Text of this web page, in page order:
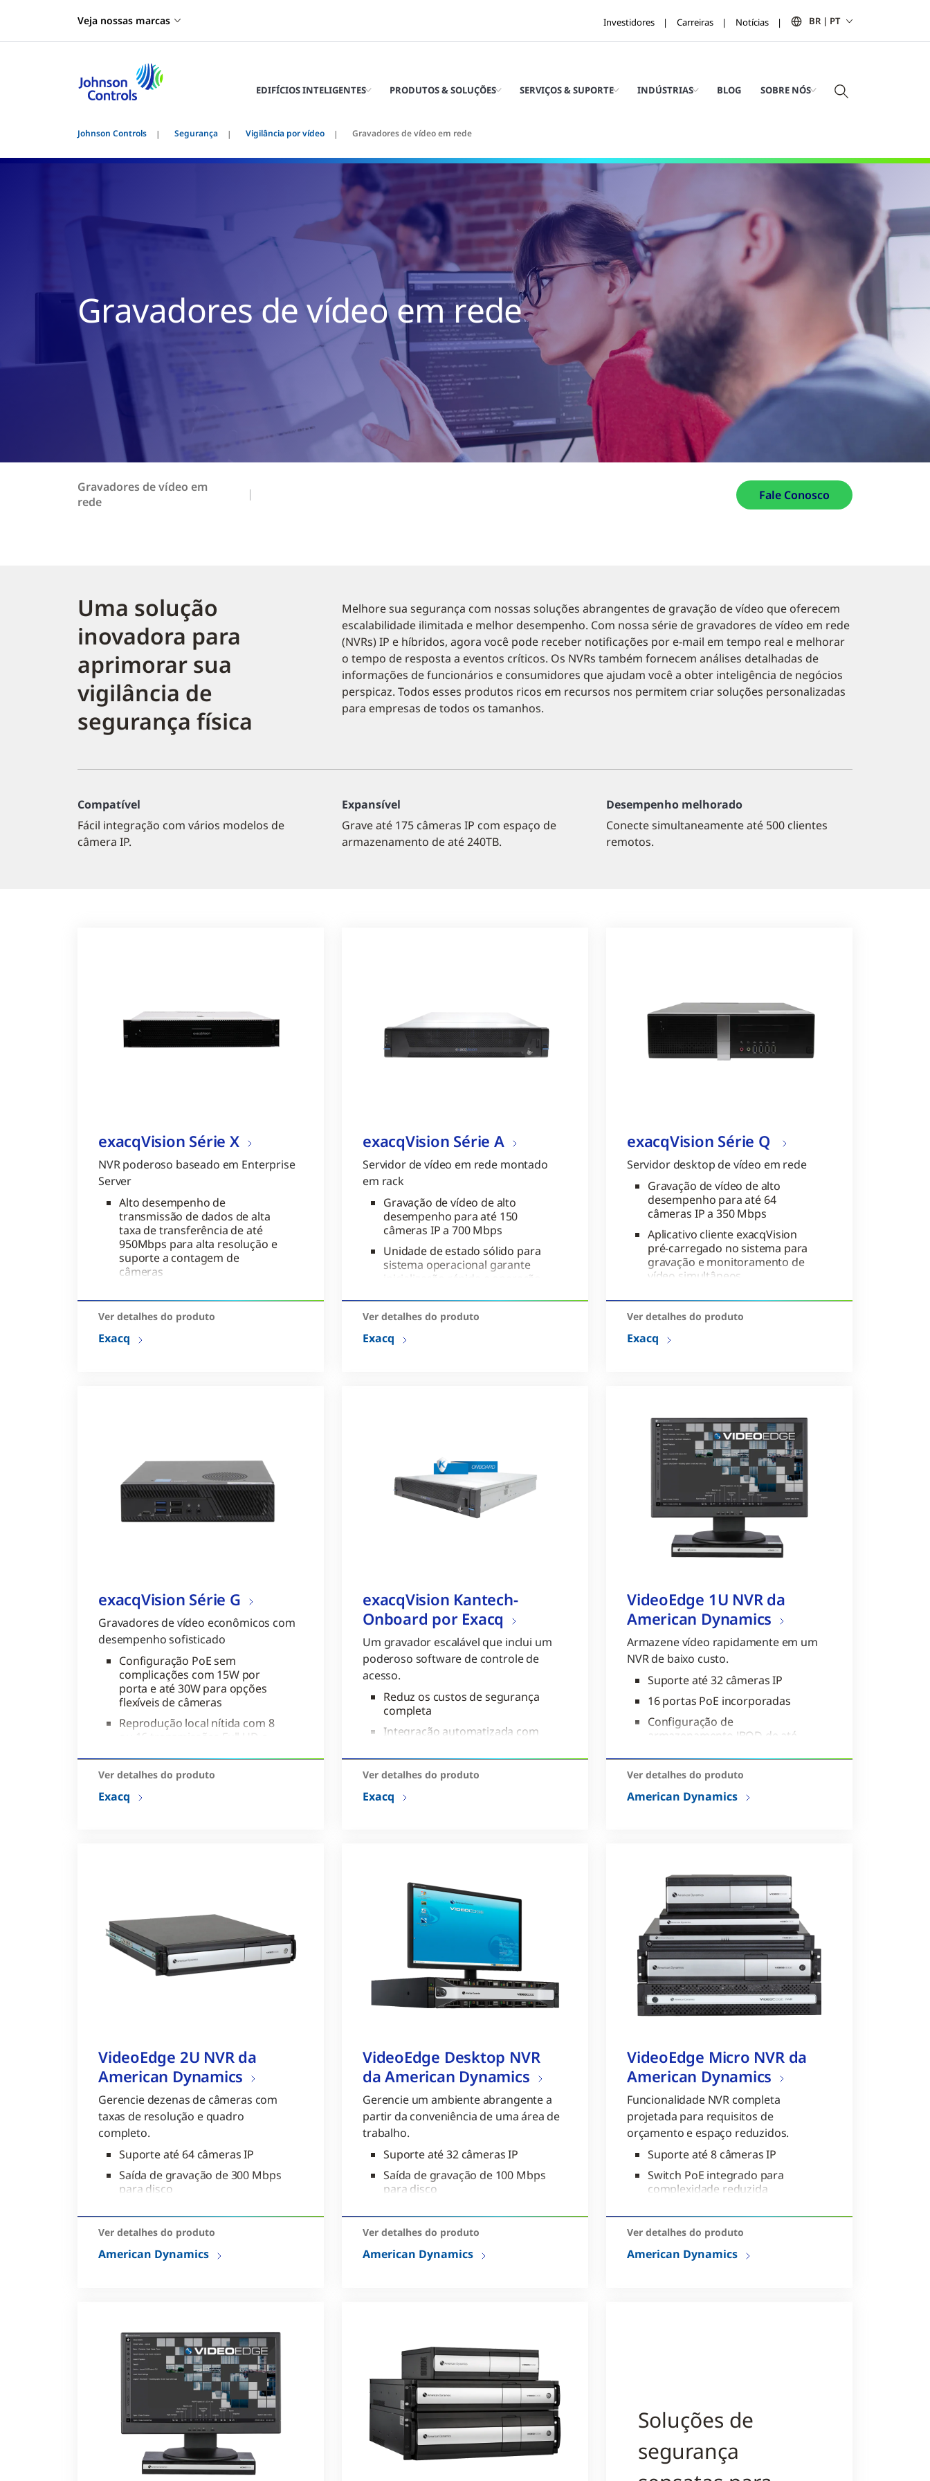
Veja nossas marcas Investidores Carreiras Notícias BR | PT
EDIFÍCIOS INTELIGENTES PRODUTOS & SOLUÇÕES SERVIÇOS & SUPORTE INDÚSTRIAS BLOG SOBRE NÓS
Johnson Controls Segurança Vigilância por vídeo Gravadores de vídeo em rede
Gravadores de vídeo em rede
Gravadores de vídeo em
rede
Fale Conosco
Uma solução
inovadora para
aprimorar sua
vigilância de
segurança física
Melhore sua segurança com nossas soluções abrangentes de gravação de vídeo que oferecem
escalabilidade ilimitada e melhor desempenho. Com nossa série de gravadores de vídeo em rede
(NVRs) IP e híbridos, agora você pode receber notificações por e-mail em tempo real e melhorar
o tempo de resposta a eventos críticos. Os NVRs também fornecem análises detalhadas de
informações de funcionários e consumidores que ajudam você a obter inteligência de negócios
perspicaz. Todos esses produtos ricos em recursos nos permitem criar soluções personalizadas
para empresas de todos os tamanhos.
Compatível
Fácil integração com vários modelos de
câmera IP.
Expansível
Grave até 175 câmeras IP com espaço de
armazenamento de até 240TB.
Desempenho melhorado
Conecte simultaneamente até 500 clientes
remotos.
exacqVision Série X
NVR poderoso baseado em Enterprise
Server
Alto desempenho de
transmissão de dados de alta
taxa de transferência de até
950Mbps para alta resolução e
suporte a contagem de
câmeras
vários sistemas operacionais e
licenças de câmera
Projetado para suportar
Ver detalhes do produto
Exacq
exacqVision Série A
Servidor de vídeo em rede montado
em rack
Gravação de vídeo de alto
desempenho para até 150
câmeras IP a 700 Mbps
Unidade de estado sólido para
sistema operacional garante
inicialização rápida e operação
Segurança inteligente com
análise de vídeo integrada,
controle de acesso, POS e
Ver detalhes do produto
Exacq
exacqVision Série Q
Servidor desktop de vídeo em rede
Gravação de vídeo de alto
desempenho para até 64
câmeras IP a 350 Mbps
Aplicativo cliente exacqVision
pré-carregado no sistema para
gravação e monitoramento de
vídeo simultâneos
Sistema de controle de acesso
Kantech EntraPass Corporate
Edition pré-licenciado
Ver detalhes do produto
Exacq
exacqVision Série G
Gravadores de vídeo econômicos com
desempenho sofisticado
Configuração PoE sem
complicações com 15W por
porta e até 30W para opções
flexíveis de câmeras
Reprodução local nítida com 8
ou 16 transmissões Full HD a
A Série G Micro é uma solução
compacta e econômica para
aplicações com limitações de
Ver detalhes do produto
Exacq
exacqVision Kantech-
Onboard por Exacq
Um gravador escalável que inclui um
poderoso software de controle de
acesso.
Reduz os custos de segurança
completa
Integração automatizada com
funcionalidade de mapa
Ver detalhes do produto
Exacq
VideoEdge 1U NVR da
American Dynamics
Armazene vídeo rapidamente em um
NVR de baixo custo.
Suporte até 32 câmeras IP
16 portas PoE incorporadas
Configuração de
armazenamento JBOD de até
Ver detalhes do produto
American Dynamics
VideoEdge 2U NVR da
American Dynamics
Gerencie dezenas de câmeras com
taxas de resolução e quadro
completo.
Suporte até 64 câmeras IP
Saída de gravação de 300 Mbps
para disco
Ver detalhes do produto
American Dynamics
VideoEdge Desktop NVR
da American Dynamics
Gerencie um ambiente abrangente a
partir da conveniência de uma área de
trabalho.
Suporte até 32 câmeras IP
Saída de gravação de 100 Mbps
para disco
TB
Ver detalhes do produto
American Dynamics
VideoEdge Micro NVR da
American Dynamics
Funcionalidade NVR completa
projetada para requisitos de
orçamento e espaço reduzidos.
Suporte até 8 câmeras IP
Switch PoE integrado para
complexidade reduzida
TB
Ver detalhes do produto
American Dynamics
Soluções de
segurança